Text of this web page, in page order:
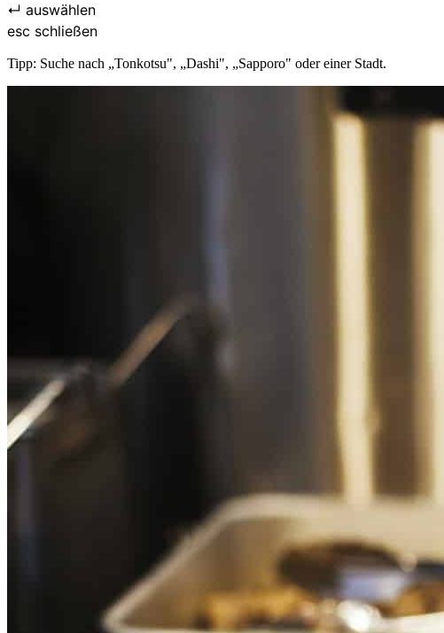
↵ auswählen
esc schließen
Tipp: Suche nach „Tonkotsu", „Dashi", „Sapporo" oder einer Stadt.